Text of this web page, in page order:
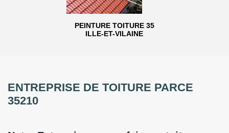
PEINTURE TOITURE 35
ILLE-ET-VILAINE
ENTREPRISE DE TOITURE PARCE
35210